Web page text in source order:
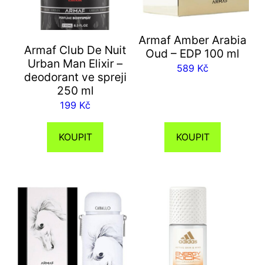
Armaf Club De Nuit
Urban Man Elixir –
deodorant ve spreji
250 ml
199 Kč
KOUPIT
Armaf Amber Arabia
Oud – EDP 100 ml
589 Kč
KOUPIT